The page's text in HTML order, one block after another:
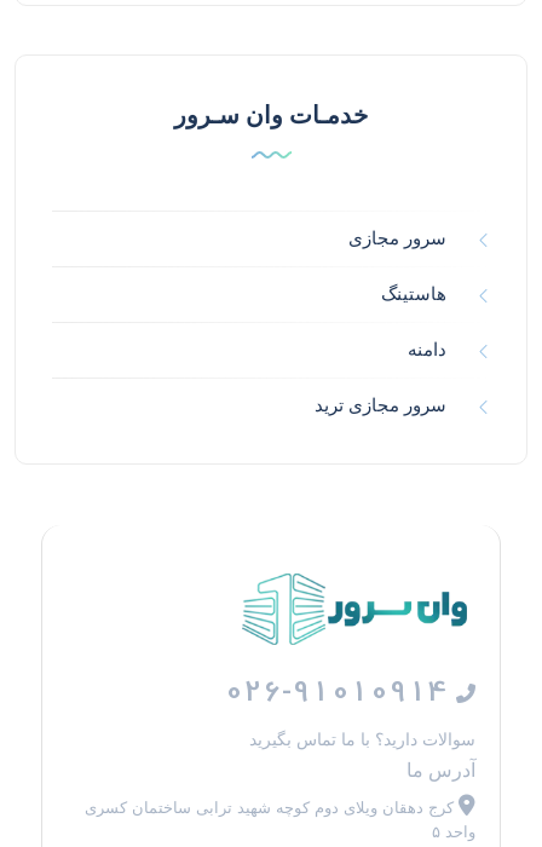
خدمـات وان سـرور
سرور مجازی
هاستینگ
دامنه
سرور مجازی ترید
026-91010914
سوالات دارید؟ با ما تماس بگیرید
آدرس ما
کرج دهقان ویلای دوم کوچه شهید ترابی ساختمان کسری
واحد ۵